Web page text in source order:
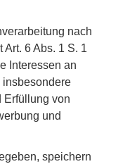
nach
6 Abs. 1 S. 1
Interessen an
Erfüllung von
und
speichern